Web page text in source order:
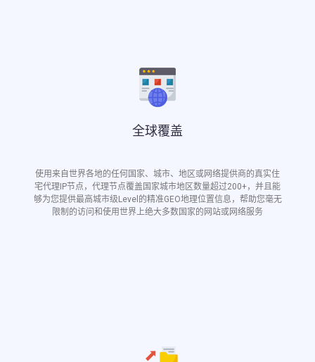
全球覆盖
使用来自世界各地的任何国家、城市、地区或网络提供商的真实住
宅代理IP节点，代理节点覆盖国家城市地区数量超过200+，并且能
够为您提供最高城市级Level的精准GEO地理位置信息，帮助您毫无
限制的访问和使用世界上绝大多数国家的网站或网络服务